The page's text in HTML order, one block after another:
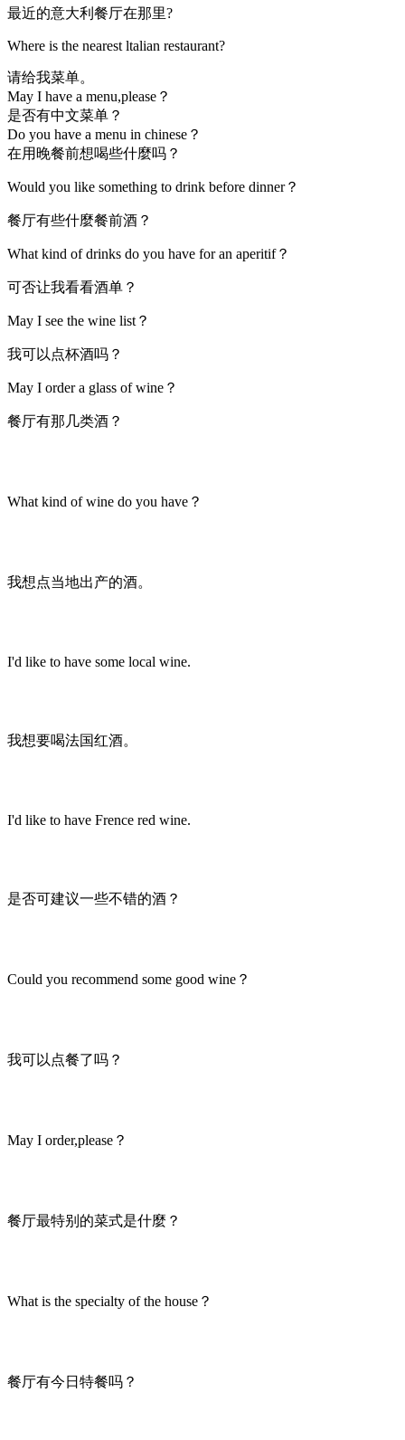
最近的意大利餐厅在那里?
Where is the nearest ltalian restaurant?
请给我菜单。
May I have a menu,please？
是否有中文菜单？
Do you have a menu in chinese？
在用晚餐前想喝些什麼吗？
Would you like something to drink before dinner？
餐厅有些什麼餐前酒？
What kind of drinks do you have for an aperitif？
可否让我看看酒单？
May I see the wine list？
我可以点杯酒吗？
May I order a glass of wine？
餐厅有那几类酒？
What kind of wine do you have？
我想点当地出产的酒。
I'd like to have some local wine.
我想要喝法国红酒。
I'd like to have Frence red wine.
是否可建议一些不错的酒？
Could you recommend some good wine？
我可以点餐了吗？
May I order,please？
餐厅最特别的菜式是什麼？
What is the specialty of the house？
餐厅有今日特餐吗？